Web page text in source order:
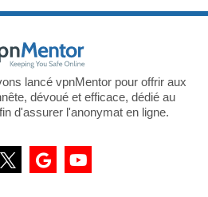
lancé vpnMentor pour offrir aux
dévoué et efficace, dédié au
d'assurer l'anonymat en ligne.